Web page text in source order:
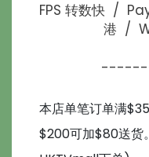
FPS 转数快 /
港 /
本店单笔订单满
$200可加$80送